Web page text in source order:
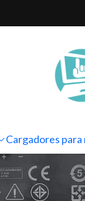
Cargadores